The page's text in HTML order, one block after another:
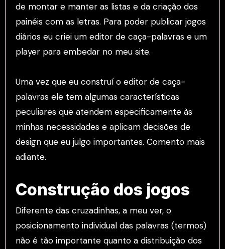
de montar e manter as listas e da criação dos
painéis com as letras. Para poder publicar jogos
diários eu criei um editor de caça-palavras e um
player para embedar no meu site.
Uma vez que eu construí o editor de caça-
palavras ele tem algumas características
peculiares que atendem especificamente às
minhas necessidades e aplicam decisões de
design que eu julgo importantes. Comento mais
adiante.
Construção dos jogos
Diferente das cruzadinhas, a meu ver, o
posicionamento individual das palavras (termos)
não é tão importante quanto a distribuição dos